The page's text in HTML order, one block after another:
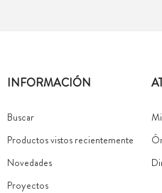
INFORMACIÓN
Buscar
Productos vistos recientemente
Novedades
Proyectos